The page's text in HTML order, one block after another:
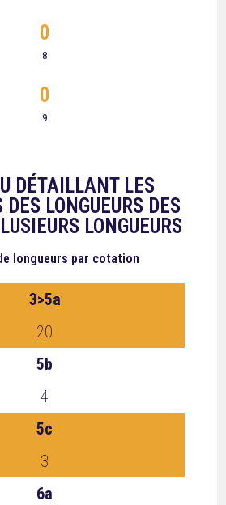
8
0
9
0
DÉTAILLANT LES
DES LONGUEURS DES
LONGUEURS
longueurs par cotation
3>5a
20
5b
4
5c
3
6a